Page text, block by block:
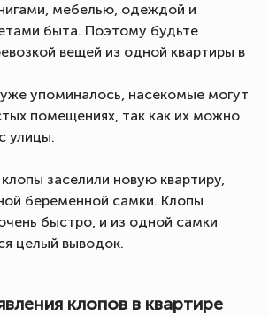
мебелью, одеждой и
быта. Поэтому будьте
вещей из одной квартиры в
упоминалось, насекомые могут
помещениях, так как их можно
улицы.
заселили новую квартиру,
беременной самки. Клопы
быстро, и из одной самки
целый выводок.
клопов в квартире